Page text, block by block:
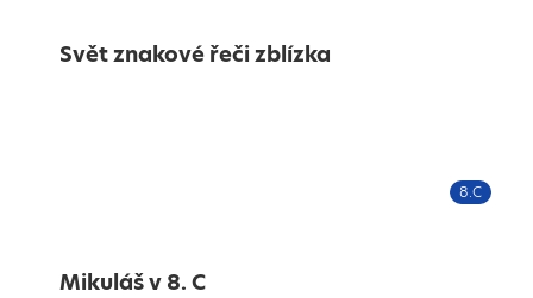
Svět znakové řeči zblízka
8.C
Mikuláš v 8. C